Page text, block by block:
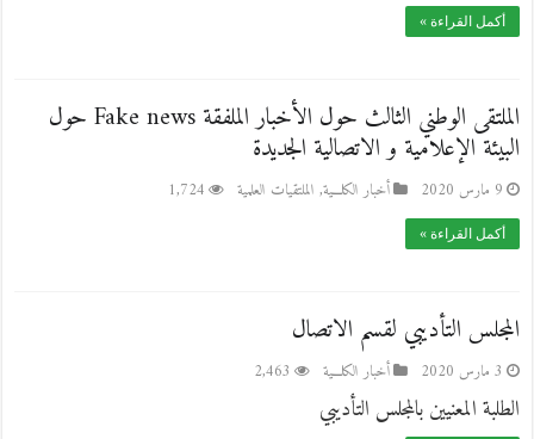
أكمل القراءة »
الملتقى الوطني الثالث حول الأخبار الملفقة Fake news حول
البيئة الإعلامية و الاتصالية الجديدة
9 مارس 2020 أخبار الكلـــية,الملتقيات العلمية 1,724
أكمل القراءة »
المجلس التأديبي لقسم الاتصال
3 مارس 2020 أخبار الكلـــية 2,463
الطلبة المعنيين بالمجلس التأديبي